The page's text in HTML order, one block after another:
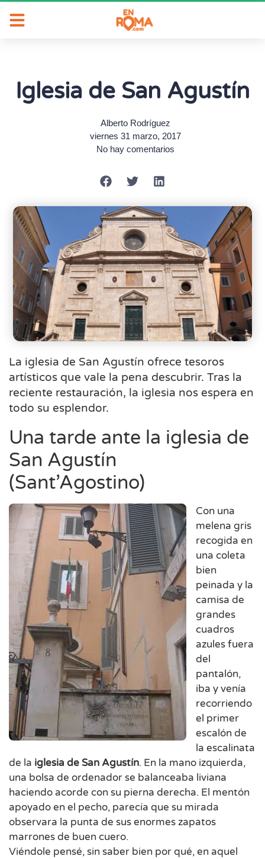
Iglesia de San Agustín
Alberto Rodríguez
viernes 31 marzo, 2017
No hay comentarios
La iglesia de San Agustín ofrece tesoros
artísticos que vale la pena descubrir. Tras la
reciente restauración, la iglesia nos espera en
todo su esplendor.
Una tarde ante la iglesia de
San Agustín
(Sant’Agostino)
Con una
melena gris
recogida en
una coleta
bien
peinada y la
camisa de
grandes
cuadros
azules fuera
del
pantalón,
iba y venía
recorriendo
el primer
escalón de
la escalinata
de la iglesia de San Agustín. En la mano izquierda,
una bolsa de ordenador se balanceaba liviana
haciendo acorde con su pierna derecha. El mentón
apoyado en el pecho, parecía que su mirada
observara la punta de sus enormes zapatos
marrones de buen cuero.
Viéndole pensé, sin saber bien por qué, en aquel